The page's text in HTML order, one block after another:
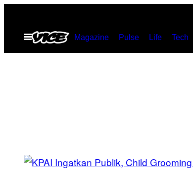
contentOpen
Menu
Magazine Pulse Life Tech
POSTS